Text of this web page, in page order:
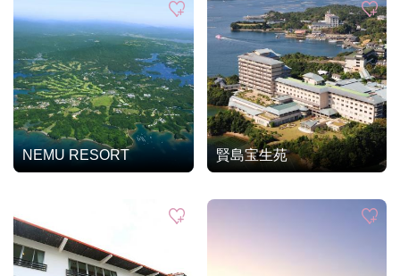
NEMU RESORT 賢島宝生苑